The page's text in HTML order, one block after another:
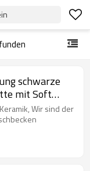
schwarze
mit Soft
ToiletteWir sind der